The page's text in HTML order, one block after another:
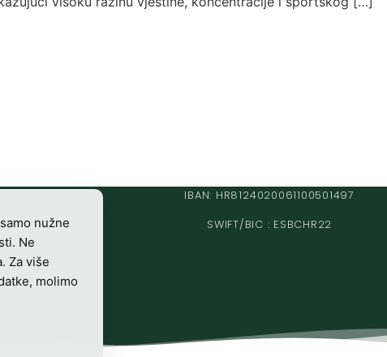
IBAN: HR8124020061100501497
SWIFT/BIC : ESBCHR22
nužne
Ne
Za više
molimo